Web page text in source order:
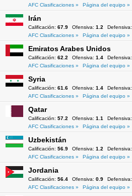
AFC Clasificaciones »
Página del equipo »
Irán
Calificación: 67.9 Ofensiva: 1.2 Defensiva:
AFC Clasificaciones »
Página del equipo »
Emiratos Arabes Unidos
Calificación: 62.2 Ofensiva: 1.4 Defensiva:
AFC Clasificaciones »
Página del equipo »
Syria
Calificación: 61.6 Ofensiva: 1.4 Defensiva:
AFC Clasificaciones »
Página del equipo »
Qatar
Calificación: 57.2 Ofensiva: 1.1 Defensiva:
AFC Clasificaciones »
Página del equipo »
Uzbekistán
Calificación: 56.9 Ofensiva: 1.2 Defensiva:
AFC Clasificaciones »
Página del equipo »
Jordania
Calificación: 56.4 Ofensiva: 0.9 Defensiva:
AFC Clasificaciones »
Página del equipo »